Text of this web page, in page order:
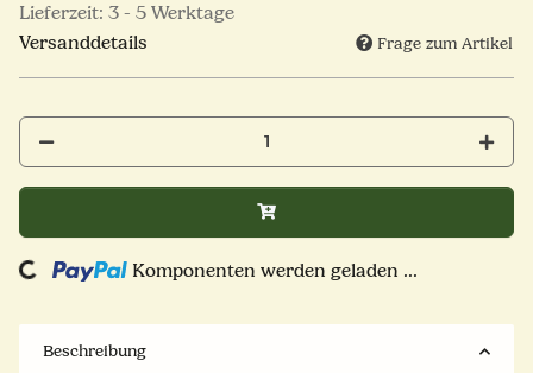
Lieferzeit: 3 - 5 Werktage
Versanddetails
Frage zum Artikel
Komponenten werden geladen ...
Beschreibung